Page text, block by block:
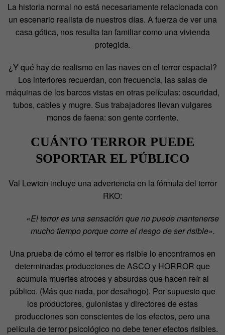
La historia normal no está necesariamente relacionada con
un escenario realista de nuestros días. A fuerza de ver una
casa gótica, nos resulta tan familiar como una vivienda
protegida.
¿Y qué hay de realismo en las naves en el terror espacial?
Los interiores recuerdan, con frecuencia, las salas de
máquinas de los barcos vistas en otras películas: oscuridad,
tubos, cables y mugre. Sus trabajadores llevan vulgares
monos de faena: son gente corriente.
CUÁNTO TERROR PUEDE
SOPORTAR EL PÚBLICO
Val Lewton incluye una advertencia en la fórmula del terror
RKO:
«El terror es una sensación que no puede mantenerse
mucho tiempo porque corre el riesgo de ser risible».
Una prueba de cómo el terror es risible lo encontramos en
determinadas producciones de ASCO y HORROR que
acumula muertes atroces y absurdas que hacen reír al
público. (Más que nada, por desahogo). Por supuesto que
los productores, guionistas y directores de estas
producciones son conscientes de los efectos, pero una
película de terror psicológico no debe tener efectos risibles.